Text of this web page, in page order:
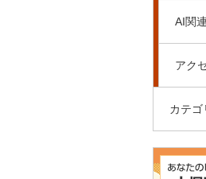
AI関
アク
カテゴ